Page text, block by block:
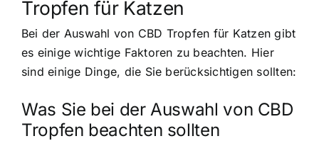
Tropfen für Katzen
Bei der Auswahl von CBD Tropfen für Katzen gibt
es einige wichtige Faktoren zu beachten. Hier
sind einige Dinge, die Sie berücksichtigen sollten:
Was Sie bei der Auswahl von CBD
Tropfen beachten sollten